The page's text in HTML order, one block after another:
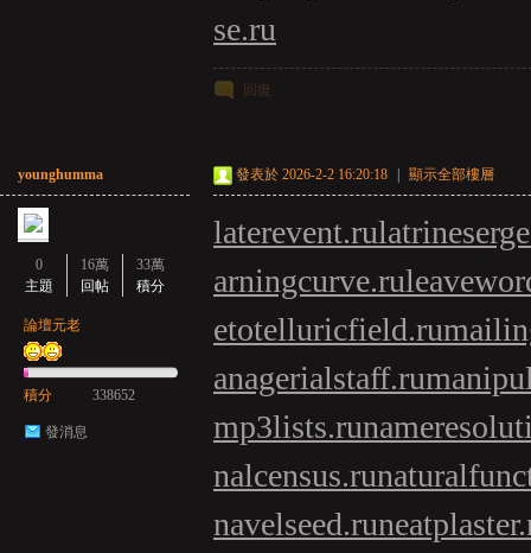
se.ru
回復
younghumma
0
主題
16萬
回帖
33萬
積分
論壇元老
積分 338652
發消息
發表於 2026-2-2 16:20:18 顯示全部樓層
laterevent.ru
arningcurve.ru
etotelluricfield.ru
anagerialstaff.ru
mp3lists.ru
nalcensus.ru
navelseed.ru